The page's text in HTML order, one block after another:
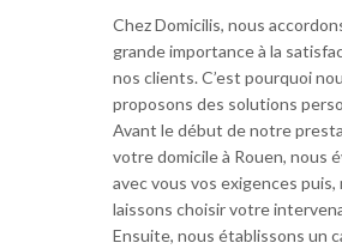
Chez Domicilis, nous
grande importance à la
nos clients. C’est pourquoi
proposons des solutions
Avant le début de notre
votre domicile à Rouen, nous
avec vous vos exigences puis,
laissons choisir votre
Ensuite, nous établissons un